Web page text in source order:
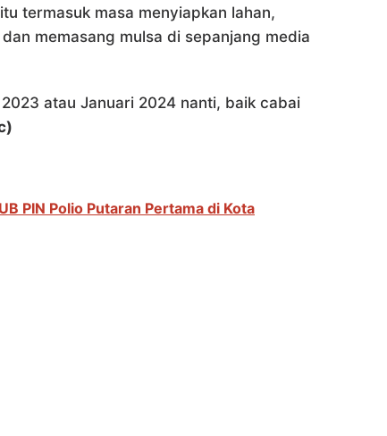
termasuk masa menyiapkan lahan,
memasang mulsa di sepanjang media
atau Januari 2024 nanti, baik cabai
PIN Polio Putaran Pertama di Kota